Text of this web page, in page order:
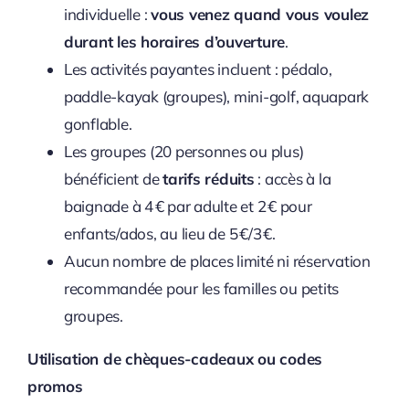
individuelle :vous venez quand vous voulez
durant les horaires d’ouverture.
Les activités payantes incluent : pédalo,
paddle-kayak (groupes), mini-golf, aquapark
gonflable.
Les groupes (20 personnes ou plus)
bénéficient detarifs réduits : accès à la
baignade à 4 € par adulte et 2 € pour
enfants/ados, au lieu de 5 €/3 €.
Aucun nombre de places limité ni réservation
recommandée pour les familles ou petits
groupes.
Utilisation de chèques-cadeaux ou codes
promos